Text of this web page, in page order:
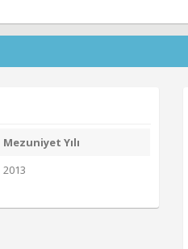
Mezuniyet Yılı
2013